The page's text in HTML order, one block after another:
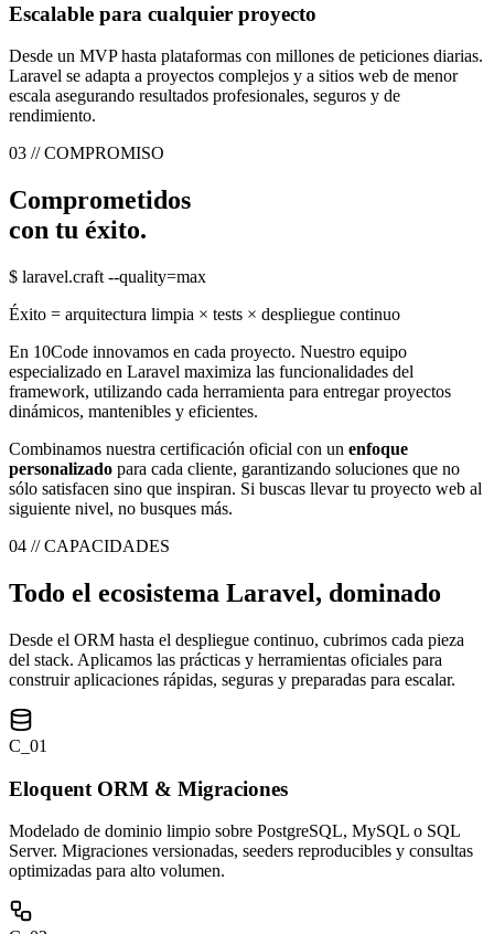
Escalable para cualquier proyecto
Desde un MVP hasta plataformas con millones de peticiones diarias.
Laravel se adapta a proyectos complejos y a sitios web de menor
escala asegurando resultados profesionales, seguros y de
rendimiento.
03 // COMPROMISO
Comprometidos
con tu éxito.
$ laravel.craft --quality=max
Éxito = arquitectura limpia × tests × despliegue continuo
En 10Code innovamos en cada proyecto. Nuestro equipo
especializado en Laravel maximiza las funcionalidades del
framework, utilizando cada herramienta para entregar proyectos
dinámicos, mantenibles y eficientes.
Combinamos nuestra certificación oficial con un enfoque
personalizado para cada cliente, garantizando soluciones que no
sólo satisfacen sino que inspiran. Si buscas llevar tu proyecto web al
siguiente nivel, no busques más.
04 // CAPACIDADES
Todo el ecosistema Laravel, dominado
Desde el ORM hasta el despliegue continuo, cubrimos cada pieza
del stack. Aplicamos las prácticas y herramientas oficiales para
construir aplicaciones rápidas, seguras y preparadas para escalar.
C_01
Eloquent ORM & Migraciones
Modelado de dominio limpio sobre PostgreSQL, MySQL o SQL
Server. Migraciones versionadas, seeders reproducibles y consultas
optimizadas para alto volumen.